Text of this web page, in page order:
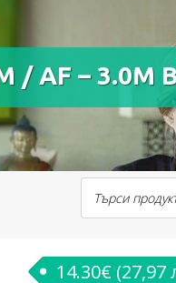
/ AF – 3.0M
14.30€ (27,97